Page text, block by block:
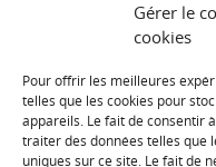
Gérer le
cookies
Pour offrir les meilleures
telles que les cookies pour
appareils. Le fait de consentir
traiter des données telles que
uniques sur ce site. Le fait de
King iptv
NOTATION